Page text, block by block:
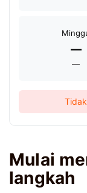
—
—
Mulai
langkah